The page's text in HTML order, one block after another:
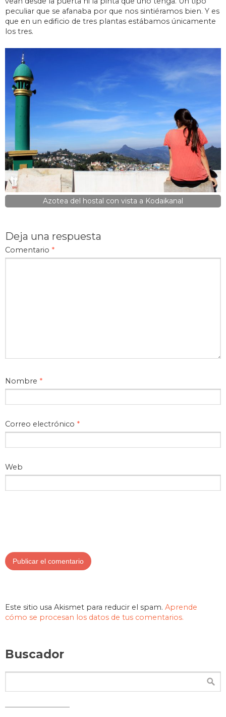
peculiar que se afanaba por que nos sintiéramos bien. Y es
que en un edificio de tres plantas estábamos únicamente
los tres.
Azotea del hostal con vista a Kodaikanal
Deja una respuesta
Comentario *
Nombre *
Correo electrónico *
Web
Este sitio usa Akismet para reducir el spam. Aprende
cómo se procesan los datos de tus comentarios.
Buscador